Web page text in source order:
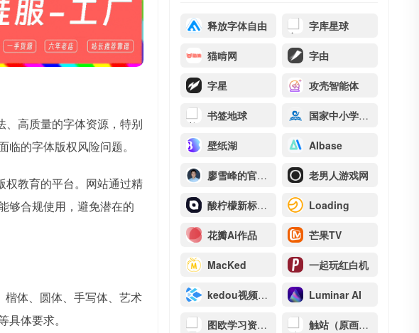
高质量的字体资源，特别
的字体版权风险问题。
权教育的平台。网站通过精
够合规使用，避免潜在的
体、圆体、手写体、艺术
体要求。
释放字体自由 字库星球
猫啃网 字由
字星 攻壳智能体
书签地球 国家中小学网络云平台
壁纸湖 AIbase
廖雪峰的官方网站 老男人游戏网
酸柠檬新标签页 Loading
花瓣Ai作品 芒果TV
MacKed 一起玩红白机
kedou视频解析 Luminar AI
图欧学习资源库 触站（原画师通）